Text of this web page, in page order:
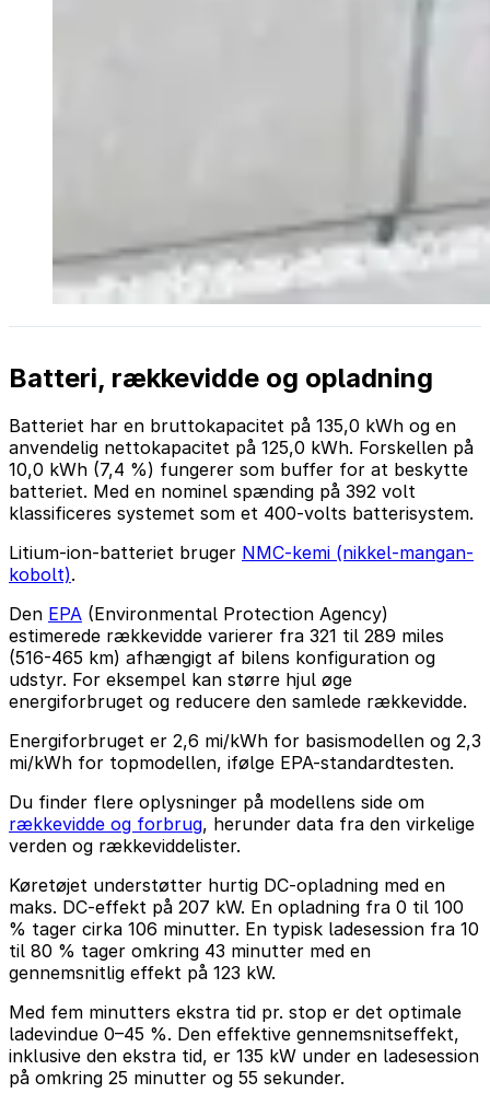
Batteri, rækkevidde og opladning
Batteriet har en bruttokapacitet på 135,0 kWh og en
anvendelig nettokapacitet på 125,0 kWh. Forskellen på
10,0 kWh (7,4 %) fungerer som buffer for at beskytte
batteriet. Med en nominel spænding på 392 volt
klassificeres systemet som et 400-volts batterisystem.
Litium-ion-batteriet bruger NMC-kemi (nikkel-mangan-
kobolt).
Den EPA (Environmental Protection Agency)
estimerede rækkevidde varierer fra 321 til 289 miles
(516-465 km) afhængigt af bilens konfiguration og
udstyr. For eksempel kan større hjul øge
energiforbruget og reducere den samlede rækkevidde.
Energiforbruget er 2,6 mi/kWh for basismodellen og 2,3
mi/kWh for topmodellen, ifølge EPA-standardtesten.
Du finder flere oplysninger på modellens side om
rækkevidde og forbrug, herunder data fra den virkelige
verden og rækkeviddelister.
Køretøjet understøtter hurtig DC-opladning med en
maks. DC-effekt på 207 kW. En opladning fra 0 til 100
% tager cirka 106 minutter. En typisk ladesession fra 10
til 80 % tager omkring 43 minutter med en
gennemsnitlig effekt på 123 kW.
Med fem minutters ekstra tid pr. stop er det optimale
ladevindue 0–45 %. Den effektive gennemsnitseffekt,
inklusive den ekstra tid, er 135 kW under en ladesession
på omkring 25 minutter og 55 sekunder.